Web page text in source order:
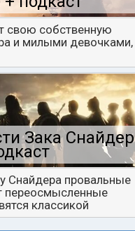
свою собственную
и милыми девочками,
Зака
Снайдера провальные
переосмысленные
классикой